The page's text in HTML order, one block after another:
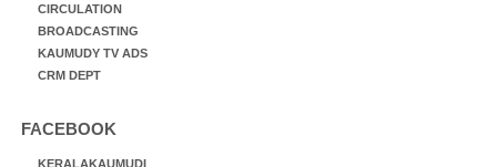
CIRCULATION
BROADCASTING
KAUMUDY TV ADS
CRM DEPT
FACEBOOK
KERALAKAUMUDI